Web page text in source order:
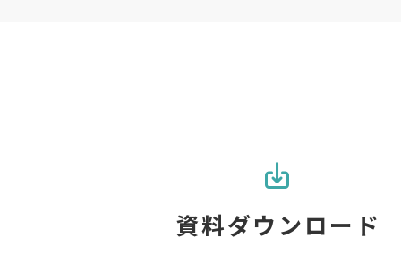
資料ダウンロード